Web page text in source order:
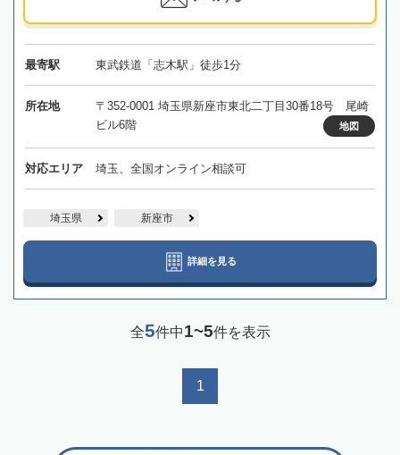
最寄駅 東武鉄道「志木駅」徒歩1分
所在地
〒352-0001 埼玉県新座市東北二丁目30番18号 尾崎
ビル6階
地図
対応エリア 埼玉、全国オンライン相談可
埼玉県 新座市
詳細を見る
全5件中1~5件を表示
1